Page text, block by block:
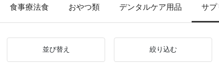
食事療法食 おやつ類 デンタルケア用品 サプ
並び替え 絞り込む